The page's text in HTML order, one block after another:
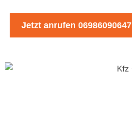
Jetzt anrufen 06986090647